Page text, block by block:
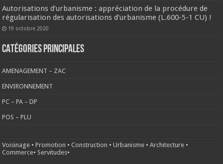
Autorisations d’urbanisme : appréciation de la procédure de
régularisation des autorisations d’urbanisme (L.600-5-1 CU) !
19 octobre 2020
CATÉGORIES PRINCIPALES
AMENAGEMENT – ZAC
ENVIRONNEMENT
PC – PA – DP
POS – PLU
Voisinage •Promotion •Construction •Urbanisme •Architecture •
Commerce• Servitudes•